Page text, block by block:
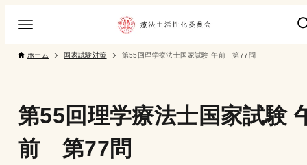
ホーム 国家試験対策 第55回理学療法士国家試験 午前 第77問
第55回理学療法士国家試験
前 第77問